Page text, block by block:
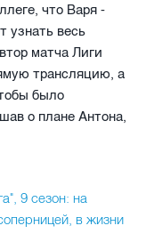
что Варя -
узнать весь
матча Лиги
трансляцию, а
было
о плане Антона,
9 сезон: на
в жизни